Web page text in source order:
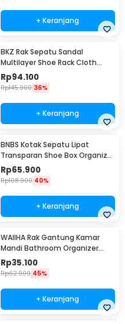
+ Keranjang
BKZ Rak Sepatu Sandal
Multilayer Shoe Rack Cloth
Storage 9 Layer - F10
Rp94.100
Rp145.900 36%
+ Keranjang
BNBS Kotak Sepatu Lipat
Transparan Shoe Box Organizer
6 PCS Size L - LF010
Rp65.900
Rp108.900 40%
+ Keranjang
WAIIHA Rak Gantung Kamar
Mandi Bathroom Organizer
Rack Stainless Steel L - W21
Rp35.100
Rp62.900 45%
+ Keranjang